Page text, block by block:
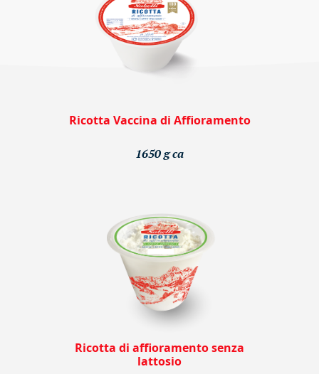
Ricotta Vaccina di Affioramento
1650 g ca
Ricotta di affioramento senza
lattosio